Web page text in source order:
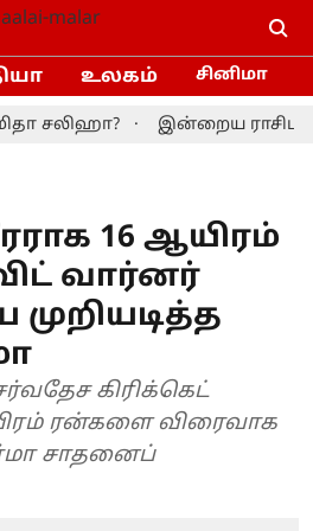
உலகம் சினிமா
இன்றைய ராசிபலன்
16 ஆயிரம்
வார்னர்
கிரிக்கெட்
ரன்களை விரைவாக
சாதனைப்